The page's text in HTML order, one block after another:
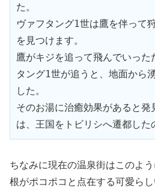
た。
ヴァフタング1世は鷹を伴って
を見つけます。
鷹がキジを追って飛んでいった
タング1世が追うと、地面から
した。
そのお湯に治癒効果があると
は、王国をトビリシへ遷都した
ちなみに現在の温泉街はこのよ
根がポコポコと点在する可愛らし